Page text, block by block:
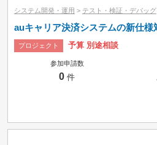
システム開発・運用 > テスト・検証・デバッグ
auキャリア決済システムの新仕様
プロジェクト 予算 別途相談
参加申請数
0 件